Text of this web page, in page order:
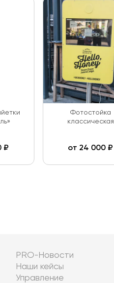
₽
Фотостойка
классическая
от 24 000 ₽
PRO-Новости
Наши кейсы
Управление